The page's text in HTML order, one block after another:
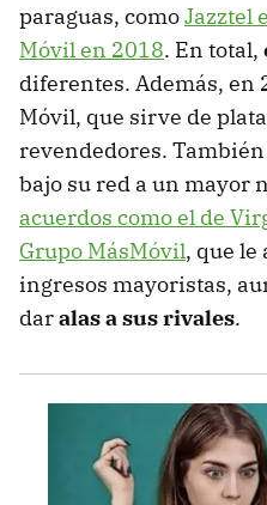
paraguas, comoJazztel
Móvil en 2018. En total,
diferentes. Además, en
Móvil, que sirve de
revendedores.
bajo su red a un mayor
acuerdos como el de
Grupo MásMóvil, que
ingresos mayoristas,
daralas a sus rivales.